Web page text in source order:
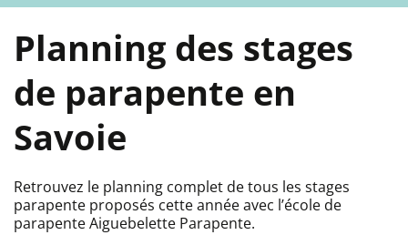
Planning des stages
de parapente en
Savoie
Retrouvez le planning complet de tous les stages
parapente proposés cette année avec l’école de
parapente Aiguebelette Parapente.